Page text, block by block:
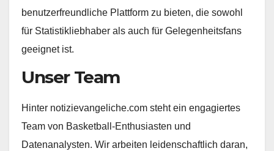
benutzerfreundliche Plattform zu bieten, die sowohl
für Statistikliebhaber als auch für Gelegenheitsfans
geeignet ist.
Unser Team
Hinter notizievangeliche.com steht ein engagiertes
Team von Basketball-Enthusiasten und
Datenanalysten. Wir arbeiten leidenschaftlich daran,